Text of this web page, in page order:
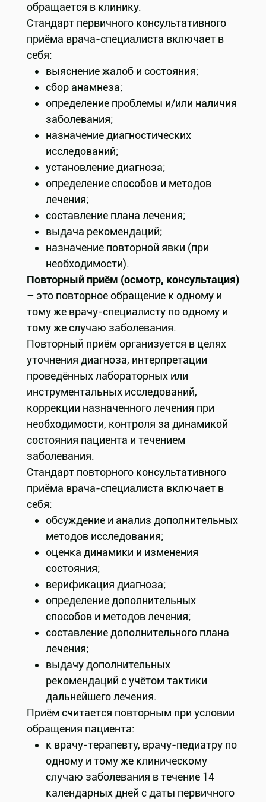
обращается в клинику.
Стандарт первичного консультативного
приёма врача-специалиста включает в
себя:
выяснение жалоб и состояния;
сбор анамнеза;
определение проблемы и/или наличия
заболевания;
назначение диагностических
исследований;
установление диагноза;
определение способов и методов
лечения;
составление плана лечения;
выдача рекомендаций;
назначение повторной явки (при
необходимости).
Повторный приём (осмотр, консультация)
– это повторное обращение к одному и
тому же врачу-специалисту по одному и
тому же случаю заболевания.
Повторный приём организуется в целях
уточнения диагноза, интерпретации
проведённых лабораторных или
инструментальных исследований,
коррекции назначенного лечения при
необходимости, контроля за динамикой
состояния пациента и течением
заболевания.
Стандарт повторного консультативного
приёма врача-специалиста включает в
себя:
обсуждение и анализ дополнительных
методов исследования;
оценка динамики и изменения
состояния;
верификация диагноза;
определение дополнительных
способов и методов лечения;
составление дополнительного плана
лечения;
выдачу дополнительных
рекомендаций с учётом тактики
дальнейшего лечения.
Приём считается повторным при условии
обращения пациента:
к врачу-терапевту, врачу-педиатру по
одному и тому же клиническому
случаю заболевания в течение 14
календарных дней с даты первичного